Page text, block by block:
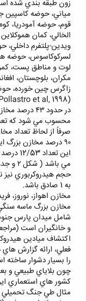
زون طبقه بندي شده
مياني، حوضه كاسپين
قوم، حوضه آمودريا،
الخالي، كمان
ويدين-پلتفرم داخلي،
لسركوكاسوس، حوضه
لوت و مناطق پست،
مكران، بلوچستان،
زاگرس چين خورده،
(Pollastro et al, 1998).
در حدود ٤٣
صرفاً از لحاظ تعداد
به 1 صادق باشد.
مخازن بزرگ ماسه
شامل ميدان پارس
و خانگيران است
اكتشاف ميادين
فعلي، ارائه گزارش
را بسيار دشوار
چون بلاياي طبيعي و
كشور هاي استعماري